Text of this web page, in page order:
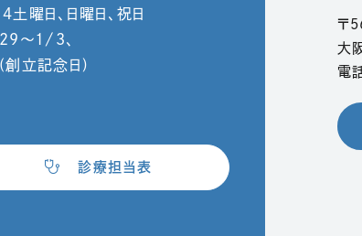
土曜日、日曜日、祝日
〜1/3、
立記念日)
診療担当表
（別ウィンドウで開きます）
〒
大
電